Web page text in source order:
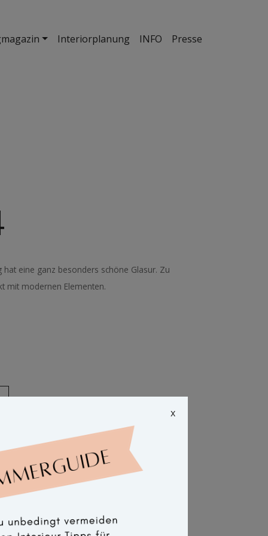
Interiorplanung INFO Presse
hat eine ganz besonders schöne Glasur. Zu
mit modernen Elementen.
x